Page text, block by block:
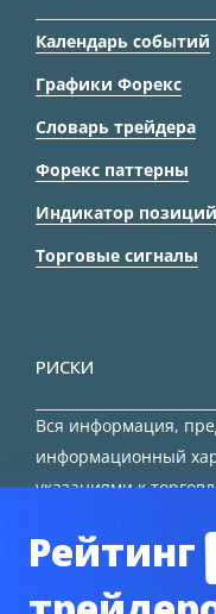
Календарь событий
Графики Форекс
Словарь трейдера
Форекс паттерны
Индикатор позиций
Торговые сигналы
РИСКИ
Вся информация,
информационный
указаниями к
Рейтинг